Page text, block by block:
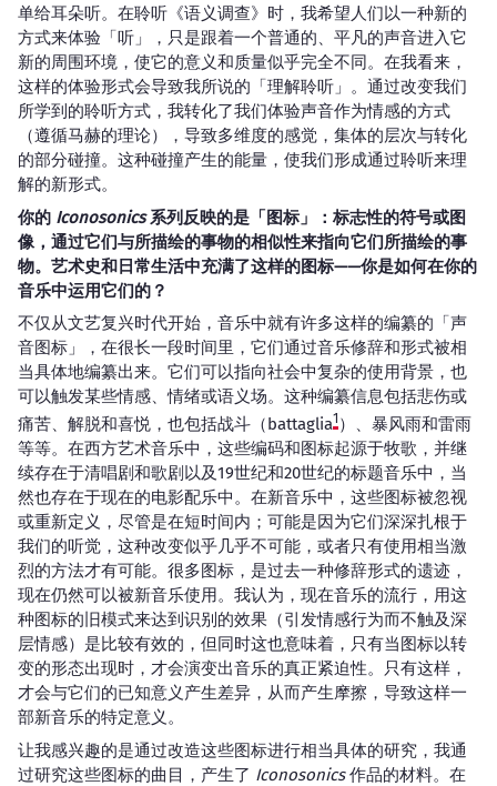
单给耳朵听。在聆听《语义调查》时，我希望人们以一种新的
方式来体验「听」，只是跟着一个普通的、平凡的声音进入它
新的周围环境，使它的意义和质量似乎完全不同。在我看来，
这样的体验形式会导致我所说的「理解聆听」。通过改变我们
所学到的聆听方式，我转化了我们体验声音作为情感的方式
（遵循马赫的理论），导致多维度的感觉，集体的层次与转化
的部分碰撞。这种碰撞产生的能量，使我们形成通过聆听来理
解的新形式。
你的 Iconosonics系列反映的是「图标」：标志性的符号或图
像，通过它们与所描绘的事物的相似性来指向它们所描绘的事
物。艺术史和日常生活中充满了这样的图标——你是如何在你的
音乐中运用它们的？
不仅从文艺复兴时代开始，音乐中就有许多这样的编纂的「声
音图标」，在很长一段时间里，它们通过音乐修辞和形式被相
当具体地编纂出来。它们可以指向社会中复杂的使用背景，也
可以触发某些情感、情绪或语义场。这种编纂信息包括悲伤或
痛苦、解脱和喜悦，也包括战斗（battaglia1）、暴风雨和雷雨
等等。在西方艺术音乐中，这些编码和图标起源于牧歌，并继
续存在于清唱剧和歌剧以及19世纪和20世纪的标题音乐中，当
然也存在于现在的电影配乐中。在新音乐中，这些图标被忽视
或重新定义，尽管是在短时间内；可能是因为它们深深扎根于
我们的听觉，这种改变似乎几乎不可能，或者只有使用相当激
烈的方法才有可能。很多图标，是过去一种修辞形式的遗迹，
现在仍然可以被新音乐使用。我认为，现在音乐的流行，用这
种图标的旧模式来达到识别的效果（引发情感行为而不触及深
层情感）是比较有效的，但同时这也意味着，只有当图标以转
变的形态出现时，才会演变出音乐的真正紧迫性。只有这样，
才会与它们的已知意义产生差异，从而产生摩擦，导致这样一
部新音乐的特定意义。
让我感兴趣的是通过改造这些图标进行相当具体的研究，我通
过研究这些图标的曲目，产生了 Iconosonics作品的材料。在